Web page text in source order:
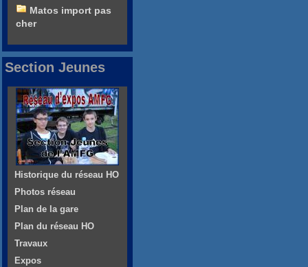
Matos import pas
cher
Section Jeunes
Historique du réseau HO
Photos réseau
Plan de la gare
Plan du réseau HO
Travaux
Expos